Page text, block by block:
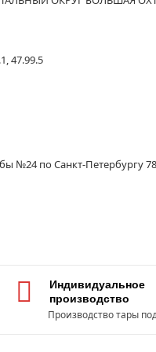
47.99.5
№24 по Санкт-Петербургу
Индивидуальное
производство
Производство тары